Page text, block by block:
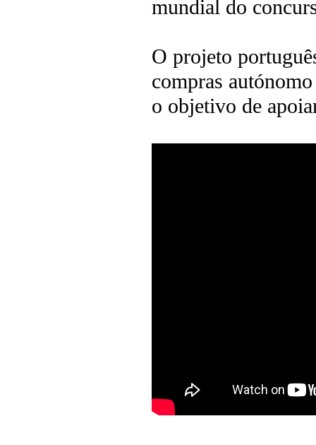
mundial do
O projeto
compras
o objetivo de